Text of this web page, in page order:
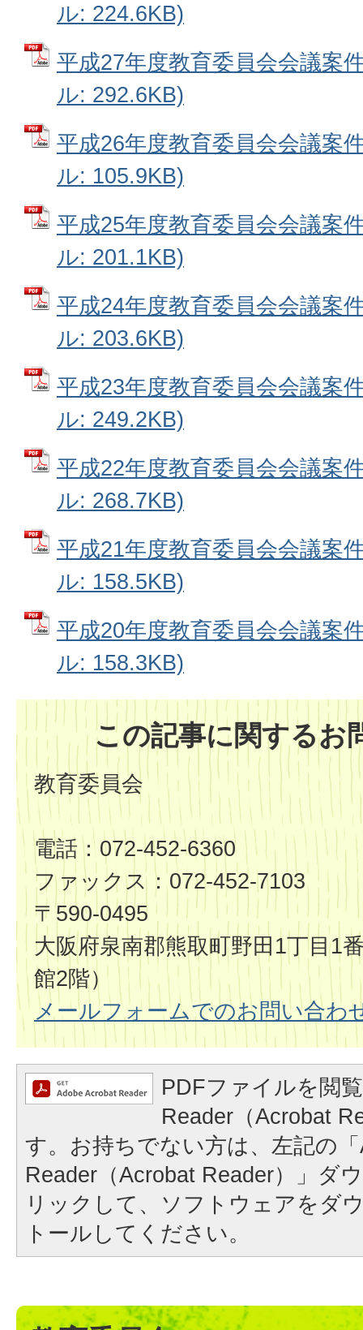
ル: 224.6KB)
平成27年度教育委員会会議案
ル: 292.6KB)
平成26年度教育委員会会議案
ル: 105.9KB)
平成25年度教育委員会会議案
ル: 201.1KB)
平成24年度教育委員会会議案
ル: 203.6KB)
平成23年度教育委員会会議案
ル: 249.2KB)
平成22年度教育委員会会議案
ル: 268.7KB)
平成21年度教育委員会会議案
ル: 158.5KB)
平成20年度教育委員会会議案
ル: 158.3KB)
この記事に関するお
教育委員会
電話：072-452-6360
ファックス：072-452-7103
〒590-0495
大阪府泉南郡熊取町野田1丁目1
館2階）
メールフォームでのお問い合わ
PDFファイルを閲
Reader（Acrobat
す。お持ちでない方は、左記の
Reader（Acrobat Reader）」ダ
リックして、ソフトウェアをダ
トールしてください。